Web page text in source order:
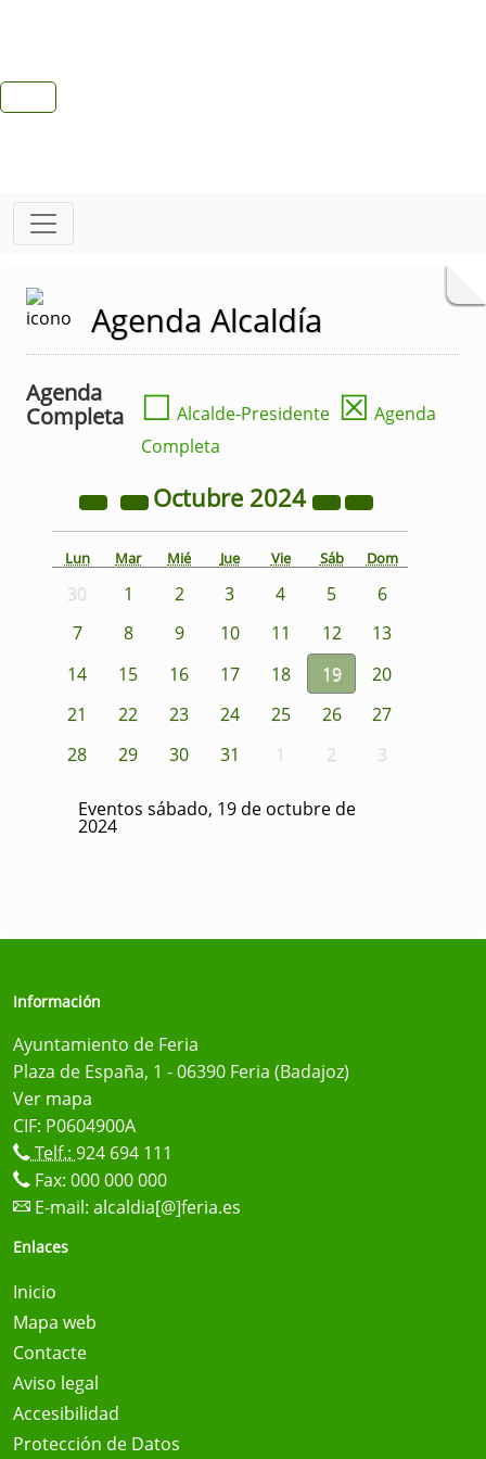
Agenda Alcaldía
Agenda
Completa
☐ Alcalde-Presidente ☒ Agenda
Completa
Octubre 2024
Lun Mar Mié Jue Vie Sáb Dom
30 1 2 3 4 5
6
7
8 9 10 11 12
13
14
15 16 17 18 19
20
21
22 23 24 25 26
27
28
29 30 31 1 2 3
Eventos sábado, 19 de octubre de
2024
Información
Ayuntamiento de Feria
Plaza de España, 1 - 06390 Feria (Badajoz)
Ver mapa
CIF: P0604900A
Telf.: 924 694 111
Fax: 000 000 000
E-mail: alcaldia[@]feria.es
Enlaces
Inicio
Mapa web
Contacte
Aviso legal
Accesibilidad
Protección de Datos